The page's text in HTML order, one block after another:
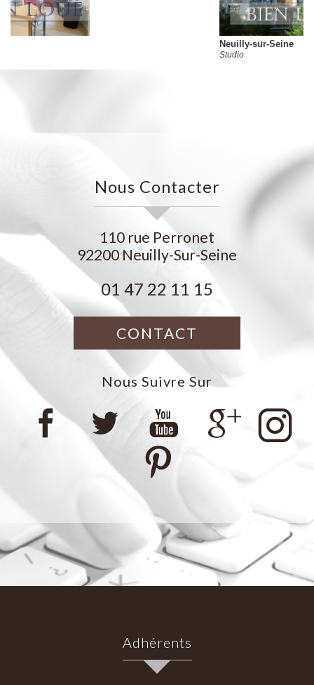
Nous Contacter
110 rue Perronet
92200 Neuilly-Sur-Seine
01 47 22 11 15
CONTACT
Nous Suivre Sur
Adhérents